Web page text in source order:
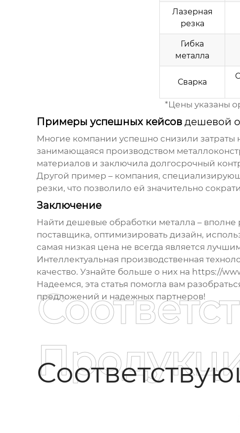
Лазерная
резка
Гибка
металла
Сварка
*Цены указаны
Примеры успешных кейсов дешевой
Многие компании успешно снизили затраты
занимающаяся производством
материалов и заключила долгосрочный
Другой пример – компания,
резки, что позволило ей значительно
Заключение
Найти дешевые обработки металла – вполне
поставщика, оптимизировать дизайн,
самая низкая цена не всегда является
Интеллектуальная производственная
качество. Узнайте больше о них на https://
Надеемся, эта статья помогла вам
предложений и надежных партнеров!